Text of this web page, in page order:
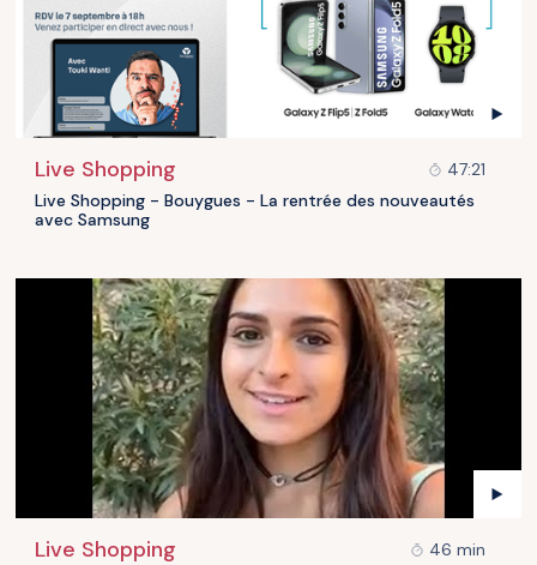
Live Shopping
47:21
Live Shopping - Bouygues - La rentrée des nouveautés
avec Samsung
Live Shopping
46 min